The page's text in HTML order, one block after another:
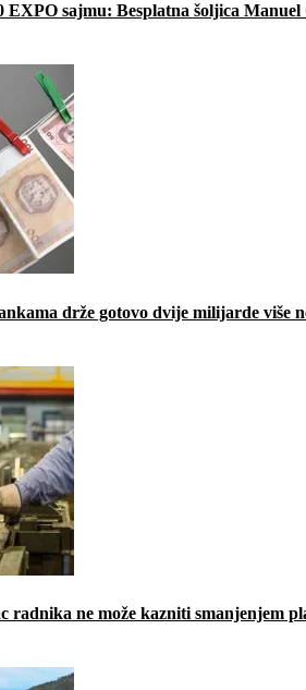
EXPO sajmu: Besplatna šoljica Manuel
drže gotovo dvije milijarde više
radnika ne može kazniti smanjenjem